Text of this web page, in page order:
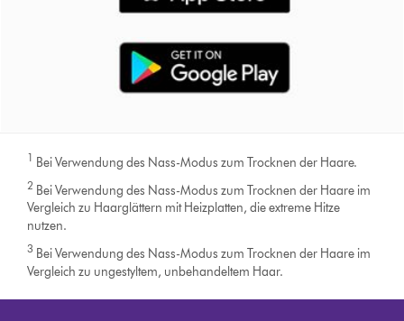
1 Bei Verwendung des Nass-Modus zum Trocknen der Haare.
2 Bei Verwendung des Nass-Modus zum Trocknen der Haare im
Vergleich zu Haarglättern mit Heizplatten, die extreme Hitze
nutzen.
3 Bei Verwendung des Nass-Modus zum Trocknen der Haare im
Vergleich zu ungestyltem, unbehandeltem Haar.